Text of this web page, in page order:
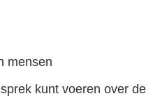
mensen
kunt voeren over de